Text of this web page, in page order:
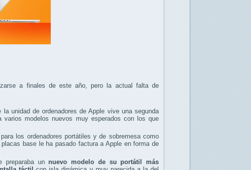
a finales de este año, pero la actual falta de
la unidad de ordenadores de Apple vive una segunda
varios modelos nuevos muy esperados con los que
los ordenadores portátiles y de sobremesa como
base le ha pasado factura a Apple en forma de
preparaba un nuevo modelo de su portátil más